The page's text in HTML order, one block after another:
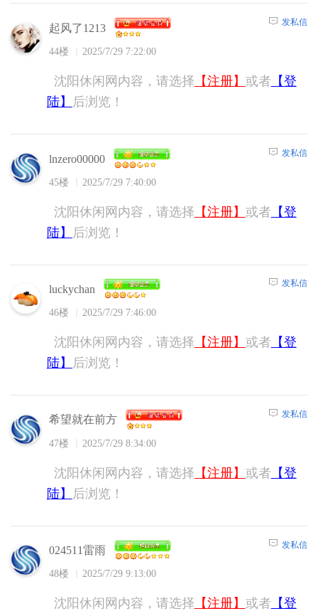
起风了1213
44楼 2025/7/29 7:22:00
发私信
沈阳休闲网内容，请选择 【注册】 或者 【登
陆】
后浏览！
lnzero00000
45楼 2025/7/29 7:40:00
发私信
沈阳休闲网内容，请选择 【注册】 或者 【登
陆】
后浏览！
luckychan
46楼 2025/7/29 7:46:00
发私信
沈阳休闲网内容，请选择 【注册】 或者 【登
陆】
后浏览！
希望就在前方
47楼 2025/7/29 8:34:00
发私信
沈阳休闲网内容，请选择 【注册】 或者 【登
陆】
后浏览！
024511雷雨
48楼 2025/7/29 9:13:00
发私信
沈阳休闲网内容，请选择 【注册】 或者 【登